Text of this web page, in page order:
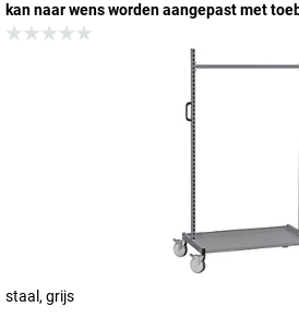
kan naar wens worden aangepast met
staal, grijs